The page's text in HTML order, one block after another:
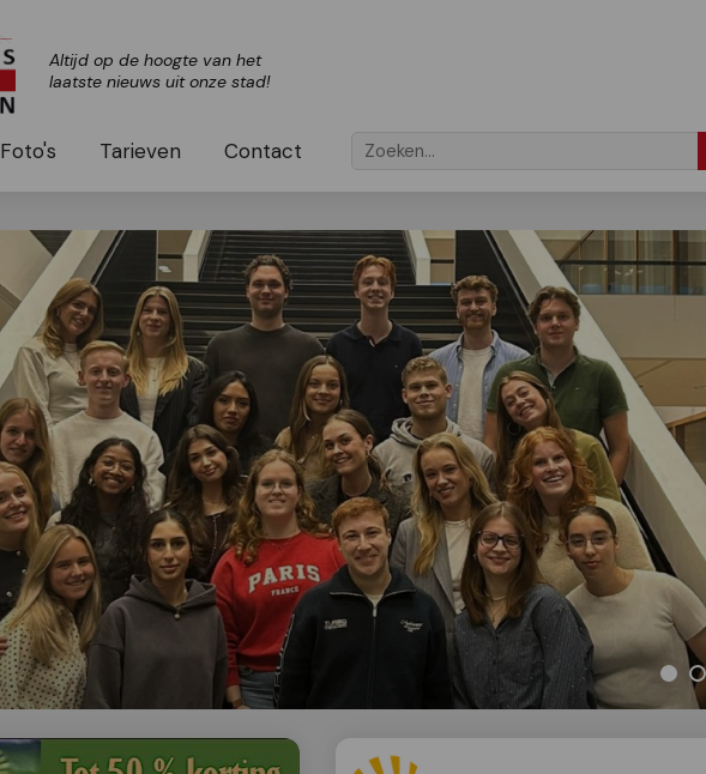
Altijd op de hoogte van het
laatste nieuws uit onze stad!
Foto's Tarieven Contact